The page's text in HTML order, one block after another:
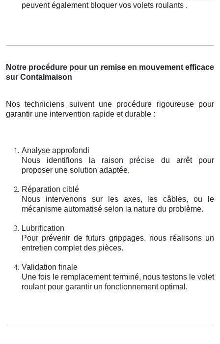
peuvent également bloquer vos volets roulants .
Notre procédure pour un remise en mouvement efficace
sur Contalmaison
Nos techniciens suivent une procédure rigoureuse pour
garantir une intervention rapide et durable :
Analyse approfondi
Nous identifions la raison précise du arrêt pour
proposer une solution adaptée.
Réparation ciblé
Nous intervenons sur les axes, les câbles, ou le
mécanisme automatisé selon la nature du problème.
Lubrification
Pour prévenir de futurs grippages, nous réalisons un
entretien complet des pièces.
Validation finale
Une fois le remplacement terminé, nous testons le volet
roulant pour garantir un fonctionnement optimal.